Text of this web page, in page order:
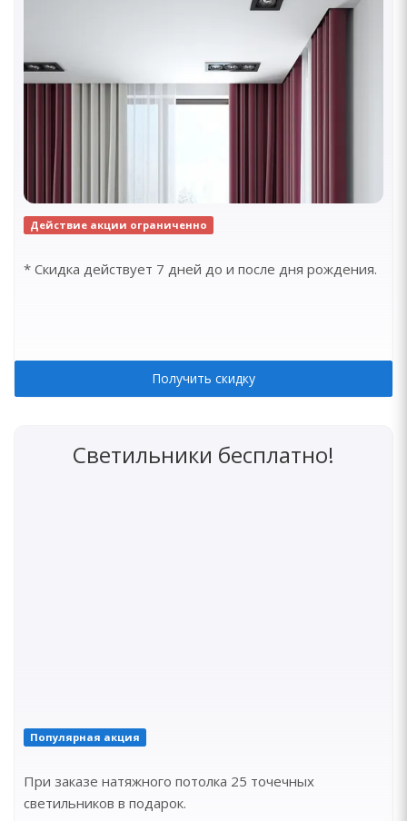
Действие акции ограниченно
* Скидка действует 7 дней до и после дня рождения.
Получить скидку
Светильники бесплатно!
Популярная акция
При заказе натяжного потолка 25 точечных
светильников в подарок.